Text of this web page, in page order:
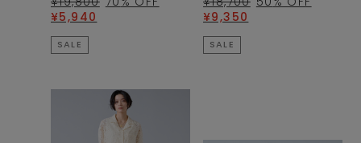
¥5,940
SALE
¥9,350
SALE